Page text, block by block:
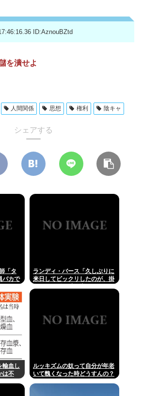
ID:AznouBZtd
を潰せよ
人間関係 思想 権利 陰キャ
シェアする
「タ
バカで
ランディ・バース「久しぶりに
来日してビックリしたのが、掛
輸血し
は不
ルッキズムの奴って自分が年老
いて醜くなった時どうすんの？